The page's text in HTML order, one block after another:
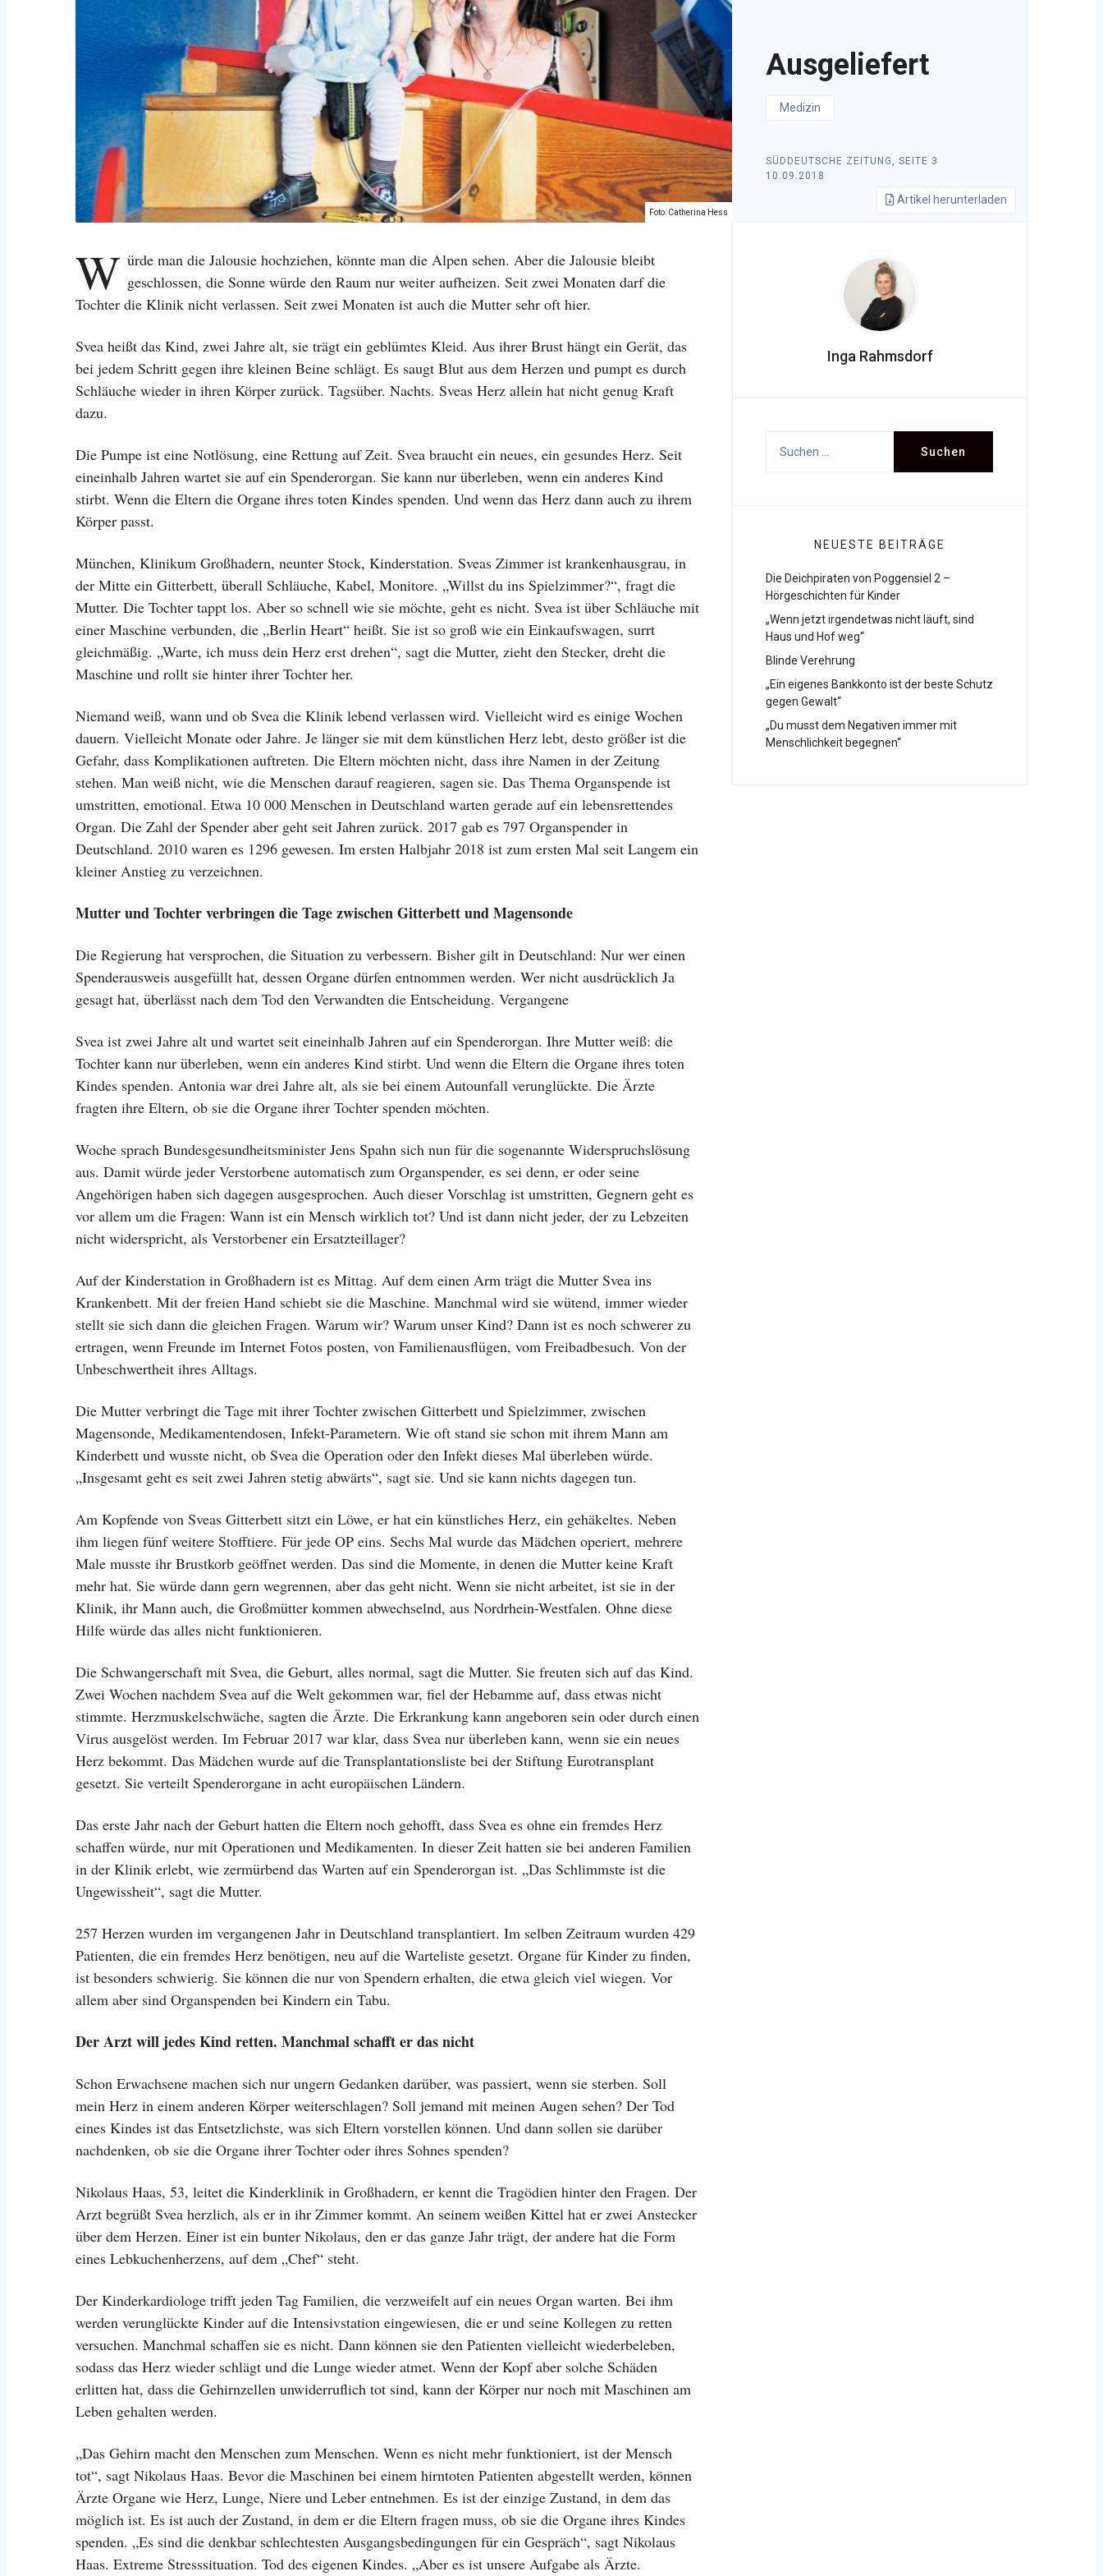
Foto: Catherina Hess
Ausgeliefert
Medizin
SÜDDEUTSCHE ZEITUNG, SEITE 3
10.09.2018
Artikel herunterladen
W ürde man die Jalousie hochziehen, könnte man die Alpen sehen. Aber die Jalousie bleibt
geschlossen, die Sonne würde den Raum nur weiter aufheizen. Seit zwei Monaten darf die
Tochter die Klinik nicht verlassen. Seit zwei Monaten ist auch die Mutter sehr oft hier.
Svea heißt das Kind, zwei Jahre alt, sie trägt ein geblümtes Kleid. Aus ihrer Brust hängt ein Gerät, das
bei jedem Schritt gegen ihre kleinen Beine schlägt. Es saugt Blut aus dem Herzen und pumpt es durch
Schläuche wieder in ihren Körper zurück. Tagsüber. Nachts. Sveas Herz allein hat nicht genug Kraft
dazu.
Die Pumpe ist eine Notlösung, eine Rettung auf Zeit. Svea braucht ein neues, ein gesundes Herz. Seit
eineinhalb Jahren wartet sie auf ein Spenderorgan. Sie kann nur überleben, wenn ein anderes Kind
stirbt. Wenn die Eltern die Organe ihres toten Kindes spenden. Und wenn das Herz dann auch zu ihrem
Körper passt.
München, Klinikum Großhadern, neunter Stock, Kinderstation. Sveas Zimmer ist krankenhausgrau, in
der Mitte ein Gitterbett, überall Schläuche, Kabel, Monitore. „Willst du ins Spielzimmer?“, fragt die
Mutter. Die Tochter tappt los. Aber so schnell wie sie möchte, geht es nicht. Svea ist über Schläuche mit
einer Maschine verbunden, die „Berlin Heart“ heißt. Sie ist so groß wie ein Einkaufswagen, surrt
gleichmäßig. „Warte, ich muss dein Herz erst drehen“, sagt die Mutter, zieht den Stecker, dreht die
Maschine und rollt sie hinter ihrer Tochter her.
Niemand weiß, wann und ob Svea die Klinik lebend verlassen wird. Vielleicht wird es einige Wochen
dauern. Vielleicht Monate oder Jahre. Je länger sie mit dem künstlichen Herz lebt, desto größer ist die
Gefahr, dass Komplikationen auftreten. Die Eltern möchten nicht, dass ihre Namen in der Zeitung
stehen. Man weiß nicht, wie die Menschen darauf reagieren, sagen sie. Das Thema Organspende ist
umstritten, emotional. Etwa 10 000 Menschen in Deutschland warten gerade auf ein lebensrettendes
Organ. Die Zahl der Spender aber geht seit Jahren zurück. 2017 gab es 797 Organspender in
Deutschland. 2010 waren es 1296 gewesen. Im ersten Halbjahr 2018 ist zum ersten Mal seit Langem ein
kleiner Anstieg zu verzeichnen.
Mutter und Tochter verbringen die Tage zwischen Gitterbett und Magensonde
Die Regierung hat versprochen, die Situation zu verbessern. Bisher gilt in Deutschland: Nur wer einen
Spenderausweis ausgefüllt hat, dessen Organe dürfen entnommen werden. Wer nicht ausdrücklich Ja
gesagt hat, überlässt nach dem Tod den Verwandten die Entscheidung. Vergangene
Svea ist zwei Jahre alt und wartet seit eineinhalb Jahren auf ein Spenderorgan. Ihre Mutter weiß: die
Tochter kann nur überleben, wenn ein anderes Kind stirbt. Und wenn die Eltern die Organe ihres toten
Kindes spenden. Antonia war drei Jahre alt, als sie bei einem Autounfall verunglückte. Die Ärzte
fragten ihre Eltern, ob sie die Organe ihrer Tochter spenden möchten.
Woche sprach Bundesgesundheitsminister Jens Spahn sich nun für die sogenannte Widerspruchslösung
aus. Damit würde jeder Verstorbene automatisch zum Organspender, es sei denn, er oder seine
Angehörigen haben sich dagegen ausgesprochen. Auch dieser Vorschlag ist umstritten, Gegnern geht es
vor allem um die Fragen: Wann ist ein Mensch wirklich tot? Und ist dann nicht jeder, der zu Lebzeiten
nicht widerspricht, als Verstorbener ein Ersatzteillager?
Auf der Kinderstation in Großhadern ist es Mittag. Auf dem einen Arm trägt die Mutter Svea ins
Krankenbett. Mit der freien Hand schiebt sie die Maschine. Manchmal wird sie wütend, immer wieder
stellt sie sich dann die gleichen Fragen. Warum wir? Warum unser Kind? Dann ist es noch schwerer zu
ertragen, wenn Freunde im Internet Fotos posten, von Familienausflügen, vom Freibadbesuch. Von der
Unbeschwertheit ihres Alltags.
Die Mutter verbringt die Tage mit ihrer Tochter zwischen Gitterbett und Spielzimmer, zwischen
Magensonde, Medikamentendosen, Infekt-Parametern. Wie oft stand sie schon mit ihrem Mann am
Kinderbett und wusste nicht, ob Svea die Operation oder den Infekt dieses Mal überleben würde.
„Insgesamt geht es seit zwei Jahren stetig abwärts“, sagt sie. Und sie kann nichts dagegen tun.
Am Kopfende von Sveas Gitterbett sitzt ein Löwe, er hat ein künstliches Herz, ein gehäkeltes. Neben
ihm liegen fünf weitere Stofftiere. Für jede OP eins. Sechs Mal wurde das Mädchen operiert, mehrere
Male musste ihr Brustkorb geöffnet werden. Das sind die Momente, in denen die Mutter keine Kraft
mehr hat. Sie würde dann gern wegrennen, aber das geht nicht. Wenn sie nicht arbeitet, ist sie in der
Klinik, ihr Mann auch, die Großmütter kommen abwechselnd, aus Nordrhein-Westfalen. Ohne diese
Hilfe würde das alles nicht funktionieren.
Die Schwangerschaft mit Svea, die Geburt, alles normal, sagt die Mutter. Sie freuten sich auf das Kind.
Zwei Wochen nachdem Svea auf die Welt gekommen war, fiel der Hebamme auf, dass etwas nicht
stimmte. Herzmuskelschwäche, sagten die Ärzte. Die Erkrankung kann angeboren sein oder durch einen
Virus ausgelöst werden. Im Februar 2017 war klar, dass Svea nur überleben kann, wenn sie ein neues
Herz bekommt. Das Mädchen wurde auf die Transplantationsliste bei der Stiftung Eurotransplant
gesetzt. Sie verteilt Spenderorgane in acht europäischen Ländern.
Das erste Jahr nach der Geburt hatten die Eltern noch gehofft, dass Svea es ohne ein fremdes Herz
schaffen würde, nur mit Operationen und Medikamenten. In dieser Zeit hatten sie bei anderen Familien
in der Klinik erlebt, wie zermürbend das Warten auf ein Spenderorgan ist. „Das Schlimmste ist die
Ungewissheit“, sagt die Mutter.
257 Herzen wurden im vergangenen Jahr in Deutschland transplantiert. Im selben Zeitraum wurden 429
Patienten, die ein fremdes Herz benötigen, neu auf die Warteliste gesetzt. Organe für Kinder zu finden,
ist besonders schwierig. Sie können die nur von Spendern erhalten, die etwa gleich viel wiegen. Vor
allem aber sind Organspenden bei Kindern ein Tabu.
Der Arzt will jedes Kind retten. Manchmal schafft er das nicht
Schon Erwachsene machen sich nur ungern Gedanken darüber, was passiert, wenn sie sterben. Soll
mein Herz in einem anderen Körper weiterschlagen? Soll jemand mit meinen Augen sehen? Der Tod
eines Kindes ist das Entsetzlichste, was sich Eltern vorstellen können. Und dann sollen sie darüber
nachdenken, ob sie die Organe ihrer Tochter oder ihres Sohnes spenden?
Nikolaus Haas, 53, leitet die Kinderklinik in Großhadern, er kennt die Tragödien hinter den Fragen. Der
Arzt begrüßt Svea herzlich, als er in ihr Zimmer kommt. An seinem weißen Kittel hat er zwei Anstecker
über dem Herzen. Einer ist ein bunter Nikolaus, den er das ganze Jahr trägt, der andere hat die Form
eines Lebkuchenherzens, auf dem „Chef“ steht.
Der Kinderkardiologe trifft jeden Tag Familien, die verzweifelt auf ein neues Organ warten. Bei ihm
werden verunglückte Kinder auf die Intensivstation eingewiesen, die er und seine Kollegen zu retten
versuchen. Manchmal schaffen sie es nicht. Dann können sie den Patienten vielleicht wiederbeleben,
sodass das Herz wieder schlägt und die Lunge wieder atmet. Wenn der Kopf aber solche Schäden
erlitten hat, dass die Gehirnzellen unwiderruflich tot sind, kann der Körper nur noch mit Maschinen am
Leben gehalten werden.
„Das Gehirn macht den Menschen zum Menschen. Wenn es nicht mehr funktioniert, ist der Mensch
tot“, sagt Nikolaus Haas. Bevor die Maschinen bei einem hirntoten Patienten abgestellt werden, können
Ärzte Organe wie Herz, Lunge, Niere und Leber entnehmen. Es ist der einzige Zustand, in dem das
möglich ist. Es ist auch der Zustand, in dem er die Eltern fragen muss, ob sie die Organe ihres Kindes
spenden. „Es sind die denkbar schlechtesten Ausgangsbedingungen für ein Gespräch“, sagt Nikolaus
Haas. Extreme Stresssituation. Tod des eigenen Kindes. „Aber es ist unsere Aufgabe als Ärzte.
Inga Rahmsdorf
Suchen
NEUESTE BEITRÄGE
Die Deichpiraten von Poggensiel 2 –
Hörgeschichten für Kinder
„Wenn jetzt irgendetwas nicht läuft, sind
Haus und Hof weg“
Blinde Verehrung
„Ein eigenes Bankkonto ist der beste Schutz
gegen Gewalt“
„Du musst dem Negativen immer mit
Menschlichkeit begegnen“